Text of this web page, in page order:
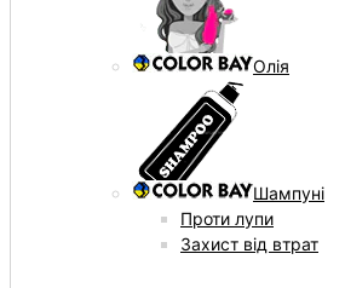
Олія
Шампуні
Проти лупи
Захист від втрат